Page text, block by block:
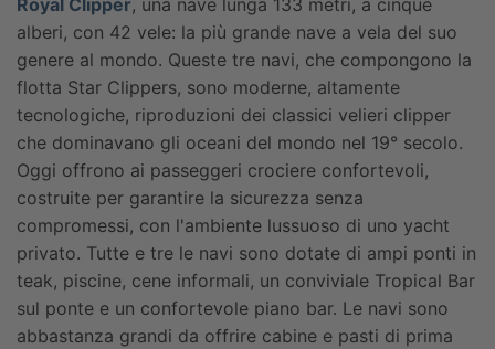
Royal Clipper, una nave lunga 133 metri, a cinque
alberi, con 42 vele: la più grande nave a vela del suo
genere al mondo. Queste tre navi, che compongono la
flotta Star Clippers, sono moderne, altamente
tecnologiche, riproduzioni dei classici velieri clipper
che dominavano gli oceani del mondo nel 19° secolo.
Oggi offrono ai passeggeri crociere confortevoli,
costruite per garantire la sicurezza senza
compromessi, con l'ambiente lussuoso di uno yacht
privato. Tutte e tre le navi sono dotate di ampi ponti in
teak, piscine, cene informali, un conviviale Tropical Bar
sul ponte e un confortevole piano bar. Le navi sono
abbastanza grandi da offrire cabine e pasti di prima